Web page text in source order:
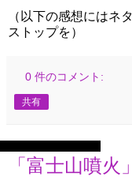
（以下の感想にはネ
ストップを）
0 件のコメント:
共有
「富士山噴火」